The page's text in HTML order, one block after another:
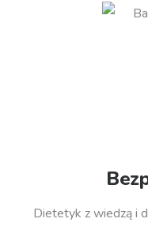
Dietetyk z wiedzą i